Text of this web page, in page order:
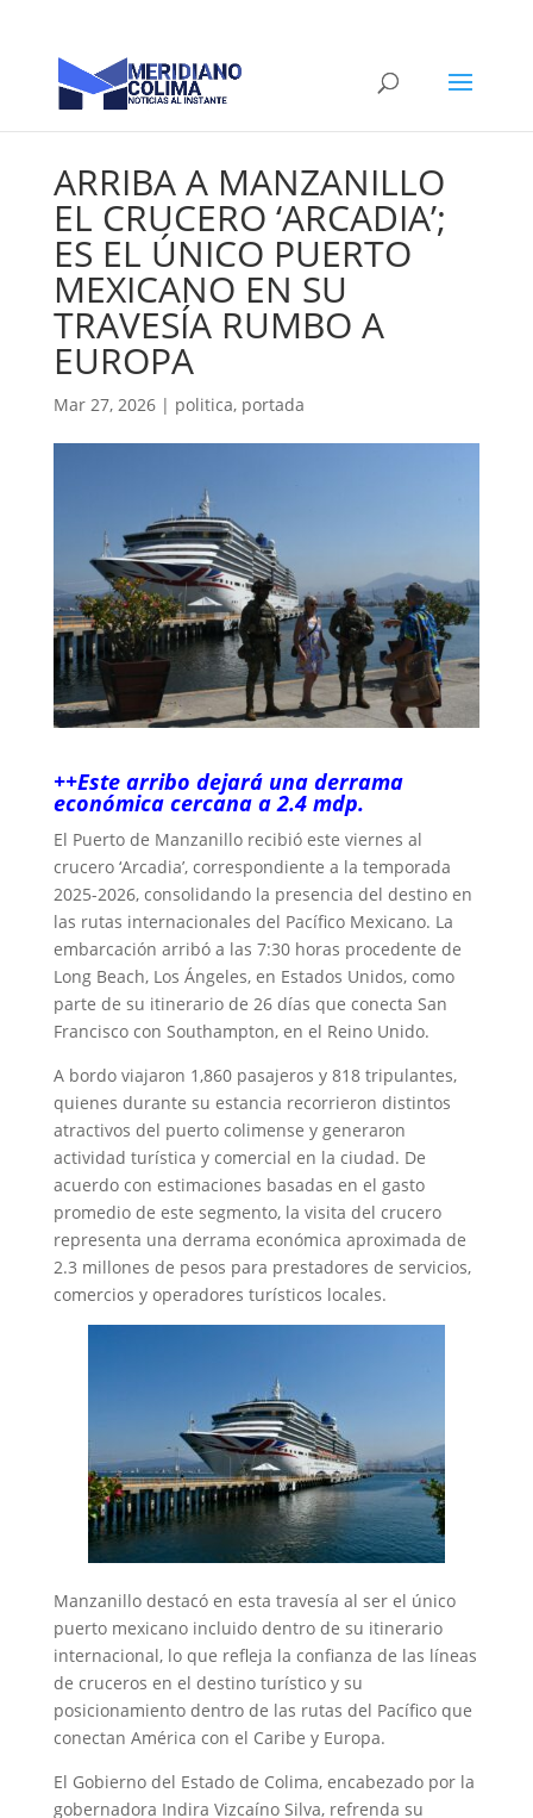
ARRIBA A MANZANILLO
EL CRUCERO ‘ARCADIA’;
ES EL ÚNICO PUERTO
MEXICANO EN SU
TRAVESÍA RUMBO A
EUROPA
Mar 27, 2026| politica, portada
++Este arribo dejará una derrama
económica cercana a 2.4 mdp.
El Puerto de Manzanillo recibió este viernes al
crucero ‘Arcadia’, correspondiente a la temporada
2025-2026, consolidando la presencia del destino en
las rutas internacionales del Pacífico Mexicano. La
embarcación arribó a las 7:30 horas procedente de
Long Beach, Los Ángeles, en Estados Unidos, como
parte de su itinerario de 26 días que conecta San
Francisco con Southampton, en el Reino Unido.
A bordo viajaron 1,860 pasajeros y 818 tripulantes,
quienes durante su estancia recorrieron distintos
atractivos del puerto colimense y generaron
actividad turística y comercial en la ciudad. De
acuerdo con estimaciones basadas en el gasto
promedio de este segmento, la visita del crucero
representa una derrama económica aproximada de
2.3 millones de pesos para prestadores de servicios,
comercios y operadores turísticos locales.
Manzanillo destacó en esta travesía al ser el único
puerto mexicano incluido dentro de su itinerario
internacional, lo que refleja la confianza de las líneas
de cruceros en el destino turístico y su
posicionamiento dentro de las rutas del Pacífico que
conectan América con el Caribe y Europa.
El Gobierno del Estado de Colima, encabezado por la
gobernadora Indira Vizcaíno Silva, refrenda su